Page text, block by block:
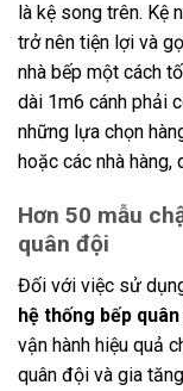
là kệ song trên. Kệ
trở nên tiện lợi và
nhà bếp một cách
dài 1m6 cánh phải
những lựa chọn
hoặc các nhà hàng,
Hơn 50 mẫu
quân đội
Đối với việc sử
hệ thống bếp
vận hành hiệu quả
quân đội và gia